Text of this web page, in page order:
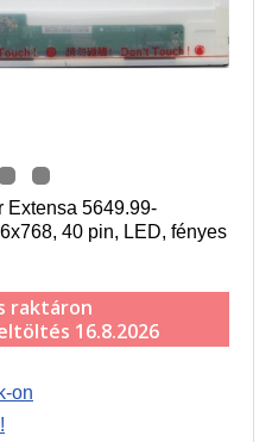
Extensa 5649.99-
40 pin, LED, fényes
raktáron
16.8.2026
on